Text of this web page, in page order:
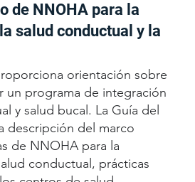
de NNOHA para la
salud conductual y la
orientación sobre
un programa de integración
y salud bucal. La Guía del
descripción del marco
de NNOHA para la
conductual, prácticas